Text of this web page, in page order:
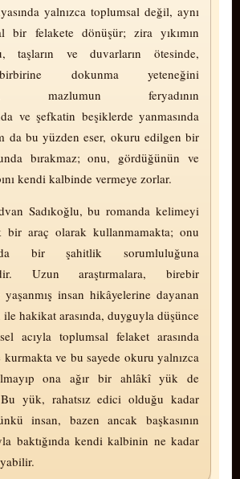
yalnızca toplumsal değil, aynı
bir felakete dönüşür; zira yıkımın
taşların ve duvarların ötesinde,
dokunma yeteneğini
mazlumun feryadının
ve şefkatin beşiklerde yanmasında
da bu yüzden eser, okuru edilgen bir
bırakmaz; onu, gördüğünün ve
kendi kalbinde vermeye zorlar.
Sadıkoğlu, bu romanda kelimeyi
bir araç olarak kullanmamakta; onu
bir şahitlik sorumluluğuna
Uzun araştırmalara, birebir
insan hikâyelerine dayanan
ha­ki­kat arasında, duyguyla düşünce
acıyla toplumsal felaket arasında
ve bu sayede okuru yalnızca
ona ağır bir ahlâkî yük de
Bu yük, rahatsız edici olduğu kadar
insan, bazen ancak başkasının
baktığında kendi kalbinin ne kadar